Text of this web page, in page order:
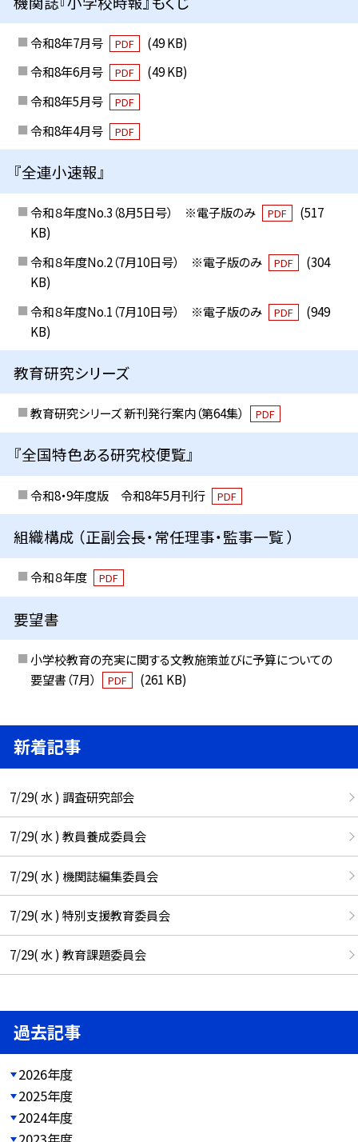
令和8年7月号 PDF
(49 KB)
令和8年6月号
PDF
(49 KB)
令和8年5月号
PDF
令和8年4月号 PDF
『全連小速報』
令和８年度No.3（8月5日号） ※電子版のみ PDF
(517
KB)
令和８年度No.2（7月10日号） ※電子版のみ
PDF
(304
KB)
令和８年度No.1（7月10日号） ※電子版のみ
PDF
(949
KB)
教育研究シリーズ
教育研究シリーズ 新刊発行案内（第64集） PDF
『全国特色ある研究校便覧』
令和8・9年度版 令和8年5月刊行 PDF
組織構成 （正副会長・常任理事・監事一覧 ）
令和８年度 PDF
要望書
小学校教育の充実に関する文教施策並びに予算についての
要望書（7月）
PDF (261 KB)
新着記事
7/29( 水 ) 調査研究部会
7/29( 水 ) 教員養成委員会
7/29( 水 ) 機関誌編集委員会
7/29( 水 ) 特別支援教育委員会
7/29( 水 ) 教育課題委員会
過去記事
2026年度
2025年度
2024年度